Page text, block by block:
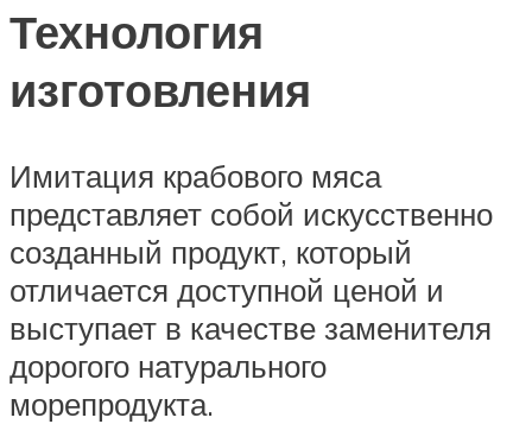
Технология
изготовления
Имитация крабового мяса
представляет собой искусственно
созданный продукт, который
отличается доступной ценой и
выступает в качестве заменителя
дорогого натурального
морепродукта.